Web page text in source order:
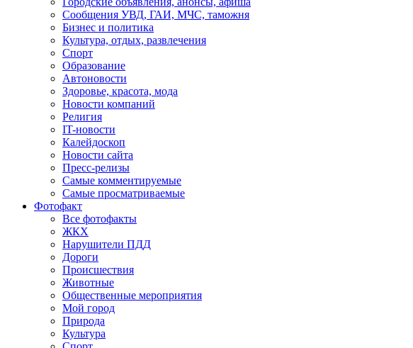
Сообщения УВД, ГАИ, МЧС, таможня
Бизнес и политика
Культура, отдых, развлечения
Спорт
Образование
Автоновости
Здоровье, красота, мода
Новости компаний
Религия
IT-новости
Калейдоскоп
Новости сайта
Пресс-релизы
Самые комментируемые
Самые просматриваемые
Фотофакт
Все фотофакты
ЖКХ
Нарушители ПДД
Дороги
Происшествия
Животные
Общественные мероприятия
Мой город
Природа
Культура